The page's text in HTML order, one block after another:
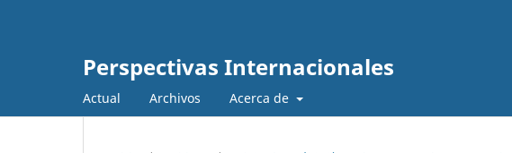
Perspectivas Internacionales
Actual Archivos Acerca de